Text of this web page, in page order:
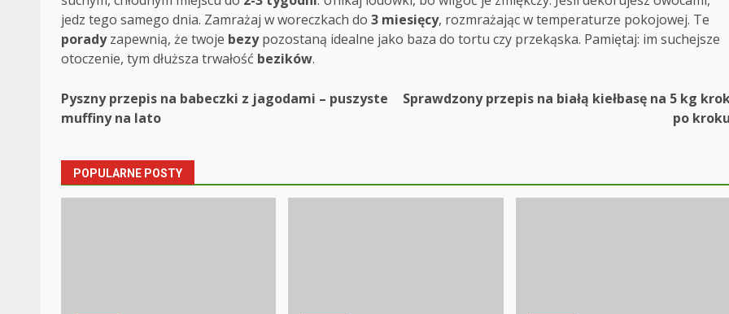
jedz tego samego dnia. Zamrażaj w woreczkach do 3 miesięcy, rozmrażając w temperaturze pokojowej. Te
poradyzapewnią, że twoje bezypozostaną idealne jako baza do tortu czy przekąska. Pamiętaj: im suchejsze
otoczenie, tym dłuższa trwałość bezików.
Post
navigation
Pyszny przepis na babeczki z jagodami – puszyste
muffiny na lato
Sprawdzony przepis na białą kiełbasę na 5 kg
po
POPULARNE POSTY